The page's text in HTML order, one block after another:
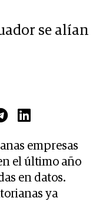
se alían
empresas
el último año
en datos.
ya